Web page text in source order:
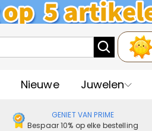
Nieuwe Juwelen
GENIET VAN PRIME
Bespaar 10% op elke bestelling